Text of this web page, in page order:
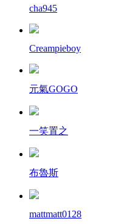
cha945
Creampieboy
元氣GOGO
一笑置之
布魯斯
mattmatt0128